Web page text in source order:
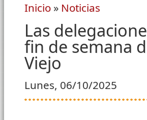
Se encuentra usted aquí
Inicio » Noticias
Las
fin de semana
Viejo
Lunes, 06/10/2025